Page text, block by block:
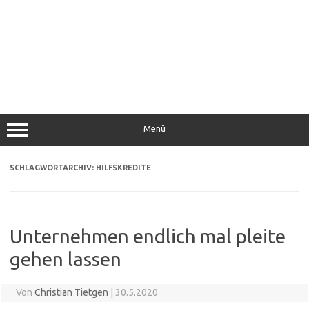
Menü
SCHLAGWORTARCHIV: HILFSKREDITE
Unternehmen endlich mal pleite
gehen lassen
Von Christian Tietgen | 30.5.2020